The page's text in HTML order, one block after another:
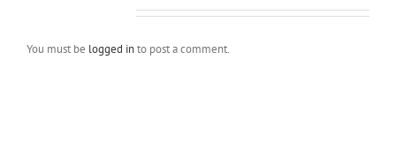
You must be logged into post a comment.